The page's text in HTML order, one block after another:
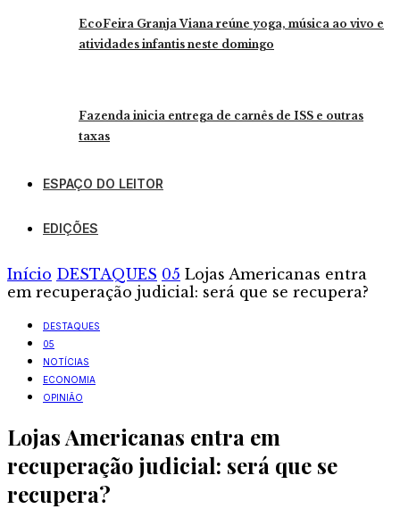
EcoFeira Granja Viana reúne yoga, música ao vivo e
atividades infantis neste domingo
Fazenda inicia entrega de carnês de ISS e outras
taxas
ESPAÇO DO LEITOR
EDIÇÕES
Início DESTAQUES 05 Lojas Americanas entra
em recuperação judicial: será que se recupera?
DESTAQUES
05
NOTÍCIAS
ECONOMIA
OPINIÃO
Lojas Americanas entra em
recuperação judicial: será que se
recupera?